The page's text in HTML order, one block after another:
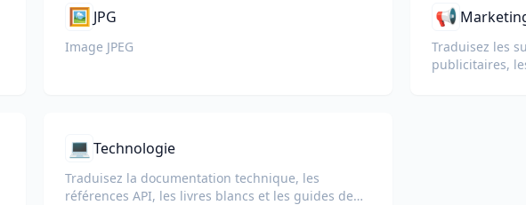
🖼️ JPG
Image JPEG
📢
Traduisez les
publicitaires,
💻 Technologie
Traduisez la documentation technique, les
références API, les livres blancs et les guides de